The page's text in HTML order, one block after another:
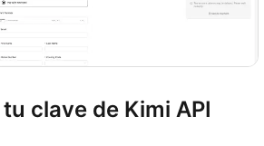
clave de Kimi API